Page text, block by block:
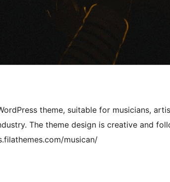
theme, suitable for musicians,
The theme design is creative and
musican/